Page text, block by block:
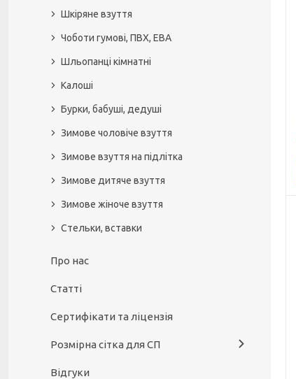
Шкіряне взуття
Чоботи гумові, ПВХ, ЕВА
Шльопанці кімнатні
Калоші
Бурки, бабуші, дедуші
Зимове чоловіче взуття
Зимове взуття на підлітка
Зимове дитяче взуття
Зимове жіноче взуття
Стельки, вставки
Про нас
Статті
Сертифікати та ліцензія
Розмірна сітка для СП
Відгуки